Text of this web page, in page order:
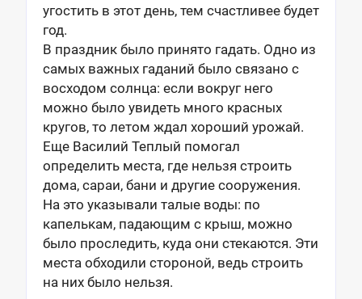
угостить в этот день, тем счастливее будет
год.
В праздник было принято гадать. Одно из
самых важных гаданий было связано с
восходом солнца: если вокруг него
можно было увидеть много красных
кругов, то летом ждал хороший урожай.
Еще Василий Теплый помогал
определить места, где нельзя строить
дома, сараи, бани и другие сооружения.
На это указывали талые воды: по
капелькам, падающим с крыш, можно
было проследить, куда они стекаются. Эти
места обходили стороной, ведь строить
на них было нельзя.